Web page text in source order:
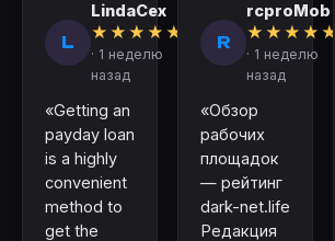
L
LindaCex
★ ★ ★ ★ ★
· 1 неделю
назад
«Getting an
payday loan
is a highly
convenient
method to
get the
R
rcproMob
★ ★ ★ ★ ★
· 1 неделю
назад
«Обзор
рабочих
площадок
— рейтинг
dark-net.life
Редакция